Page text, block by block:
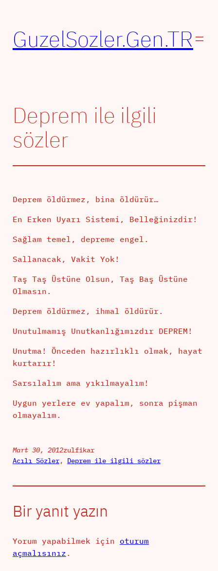
GuzelSozler.Gen.TR
Deprem ile ilgili
sözler
Deprem öldürmez, bina öldürür…
En Erken Uyarı Sistemi, Belleğinizdir!
Sağlam temel, depreme engel.
Sallanacak, Vakit Yok!
Taş Taş Üstüne Olsun, Taş Baş Üstüne
Olmasın.
Deprem öldürmez, ihmal öldürür.
Unutulmamış Unutkanlığımızdır DEPREM!
Unutma! Önceden hazırlıklı olmak, hayat
kurtarır!
Sarsılalım ama yıkılmayalım!
Uygun yerlere ev yapalım, sonra pişman
olmayalım.
Mart 30, 2012zulfikar
Acılı Sözler, Deprem ile ilgili sözler
Bir yanıt yazın
Yorum yapabilmek için oturum
açmalısınız .